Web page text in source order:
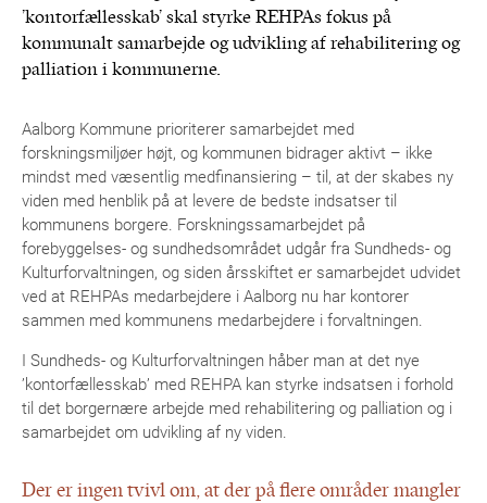
’kontorfællesskab’ skal styrke REHPAs fokus på
kommunalt samarbejde og udvikling af rehabilitering og
palliation i kommunerne.
Aalborg Kommune prioriterer samarbejdet med
forskningsmiljøer højt, og kommunen bidrager aktivt – ikke
mindst med væsentlig medfinansiering – til, at der skabes ny
viden med henblik på at levere de bedste indsatser til
kommunens borgere. Forskningssamarbejdet på
forebyggelses- og sundhedsområdet udgår fra Sundheds- og
Kulturforvaltningen, og siden årsskiftet er samarbejdet udvidet
ved at REHPAs medarbejdere i Aalborg nu har kontorer
sammen med kommunens medarbejdere i forvaltningen.
I Sundheds- og Kulturforvaltningen håber man at det nye
’kontorfællesskab’ med REHPA kan styrke indsatsen i forhold
til det borgernære arbejde med rehabilitering og palliation og i
samarbejdet om udvikling af ny viden.
Der er ingen tvivl om, at der på flere områder mangler